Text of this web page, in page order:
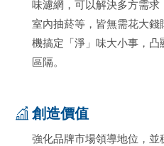
味濾網，可以解決多方需
室內抽菸等，皆無需花大
機搞定「淨」味大小事，
區隔。
創造價值
強化品牌市場領導地位，並